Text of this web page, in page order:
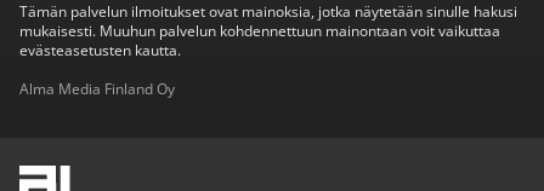
Tämän palvelun ilmoitukset ovat mainoksia, jotka näytetään sinulle hakusi
mukaisesti. Muuhun palvelun kohdennettuun mainontaan voit vaikuttaa
evästeasetusten kautta.
Alma Media Finland Oy